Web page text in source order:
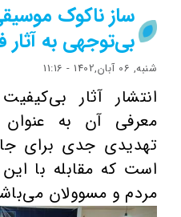
ساز ناکوک
بی‌توجهی به
شنبه, 06 آبان,1402 - 11:16
انتشار آثار
معرفی آن به
تهدیدی جدی برای
است که مقابله با این
مردم و مسوولان